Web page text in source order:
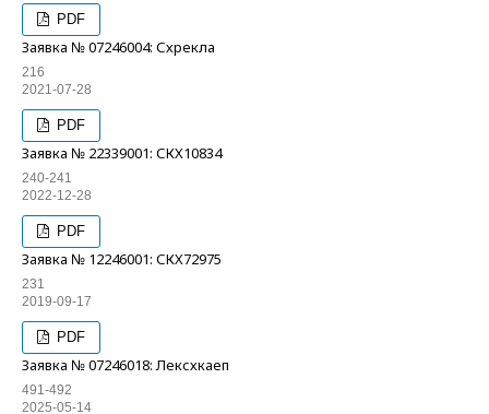
PDF
Заявка № 07246004: Схрекла
216
2021-07-28
PDF
Заявка № 22339001: СКХ10834
240-241
2022-12-28
PDF
Заявка № 12246001: СКХ72975
231
2019-09-17
PDF
Заявка № 07246018: Лексхкаеп
491-492
2025-05-14